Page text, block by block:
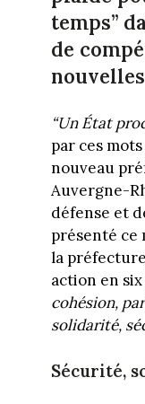
temps”
de
“Un État
par ces
nouveau
Auvergne-
défense et
présenté ce
la
action en
cohésion,
solidarité,
Sécurité,